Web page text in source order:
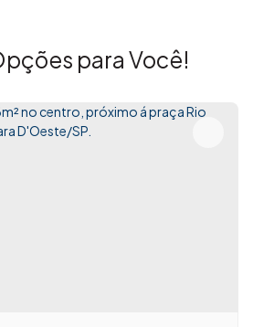
para Você!